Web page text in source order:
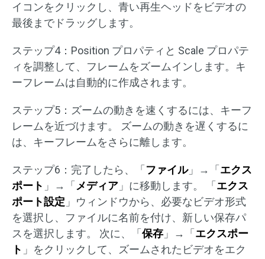
イコンをクリックし、青い再生ヘッドをビデオの
最後までドラッグします。
ステップ4：Position プロパティと Scale プロパテ
ィを調整して、フレームをズームインします。キ
ーフレームは自動的に作成されます。
ステップ5：ズームの動きを速くするには、キーフ
レームを近づけます。 ズームの動きを遅くするに
は、キーフレームをさらに離します。
ステップ6：完了したら、「 ファイル」→「 エクス
ポート 」→「 メディア 」に移動します。 「 エクス
ポート設定 」ウィンドウから、必要なビデオ形式
を選択し、ファイルに名前を付け、新しい保存パ
スを選択します。 次に、「 保存 」→「 エクスポー
ト 」をクリックして、ズームされたビデオをエク